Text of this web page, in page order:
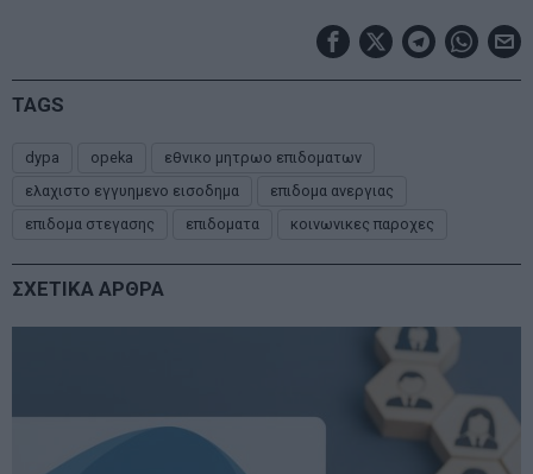
TAGS
dypa opeka
εθνικο μητρωο επιδοματων
ελαχιστο εγγυημενο εισοδημα
επιδομα ανεργιας
επιδομα στεγασης
επιδοματα κοινωνικες παροχες
ΣΧΕΤΙΚΑ ΑΡΘΡΑ